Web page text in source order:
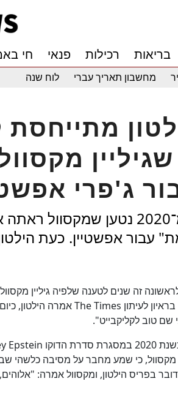
בריאות רכילות פנאי חי
מחשבון תאריך עברי לוח שנה
ג'פרי
בסדרת הדוקו מ־2020 נטען
עבור אפשטיין. כעת
זה שנים לטענה שלפיה גיליין
שם טוב לקליקבייט".
כי שמע מחבר על מסיבה כלשהי
בפריס הילטון, ומקסוול אמרה: